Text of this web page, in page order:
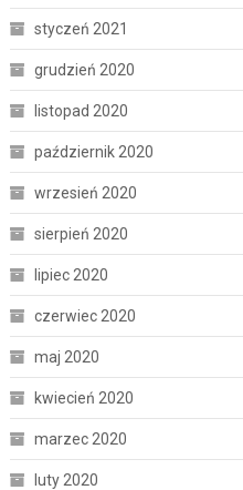
styczeń 2021
grudzień 2020
listopad 2020
październik 2020
wrzesień 2020
sierpień 2020
lipiec 2020
czerwiec 2020
maj 2020
kwiecień 2020
marzec 2020
luty 2020